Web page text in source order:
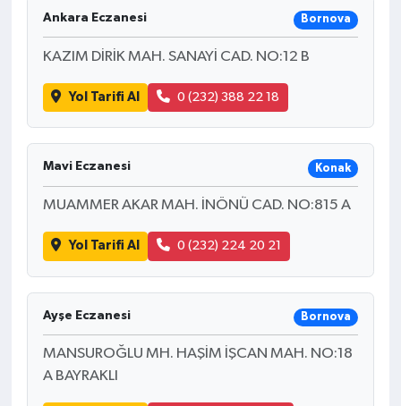
Ankara Eczanesi Bornova
KAZIM DİRİK MAH. SANAYİ CAD. NO:12 B
Yol Tarifi Al 0 (232) 388 22 18
Mavi Eczanesi Konak
MUAMMER AKAR MAH. İNÖNÜ CAD. NO:815 A
Yol Tarifi Al 0 (232) 224 20 21
Ayşe Eczanesi Bornova
MANSUROĞLU MH. HAŞİM İŞCAN MAH. NO:18
A BAYRAKLI